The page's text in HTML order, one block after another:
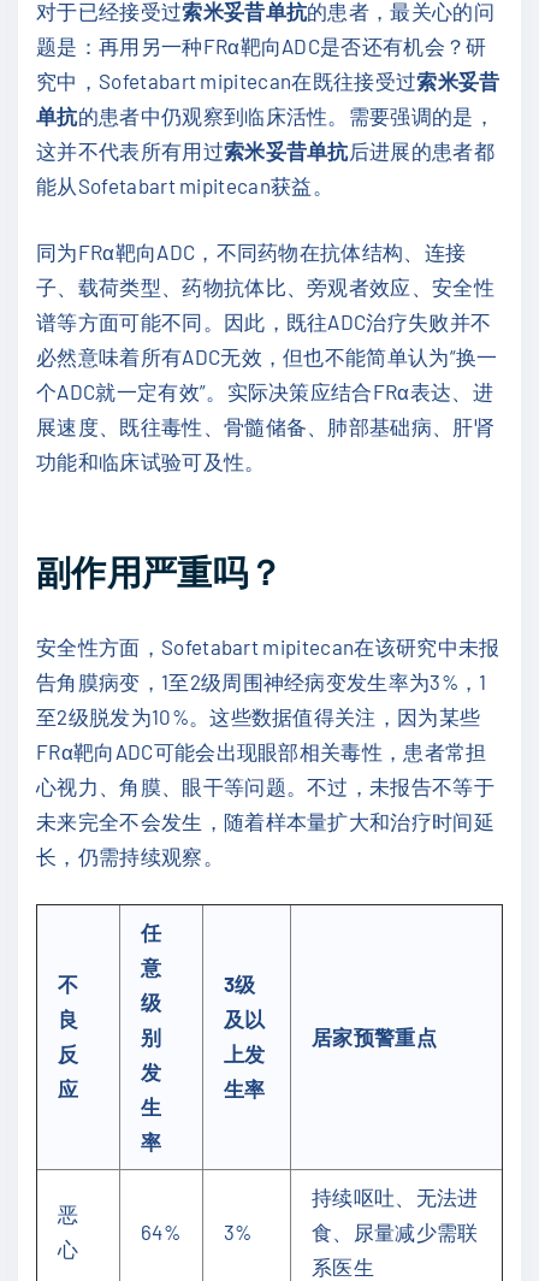
对于已经接受过索米妥昔单抗的患者，最关心的问
题是：再用另一种FRα靶向ADC是否还有机会？研
究中，Sofetabart mipitecan在既往接受过索米妥昔
单抗的患者中仍观察到临床活性。需要强调的是，
这并不代表所有用过索米妥昔单抗后进展的患者都
能从Sofetabart mipitecan获益。
同为FRα靶向ADC，不同药物在抗体结构、连接
子、载荷类型、药物抗体比、旁观者效应、安全性
谱等方面可能不同。因此，既往ADC治疗失败并不
必然意味着所有ADC无效，但也不能简单认为“换一
个ADC就一定有效”。实际决策应结合FRα表达、进
展速度、既往毒性、骨髓储备、肺部基础病、肝肾
功能和临床试验可及性。
副作用严重吗？
安全性方面，Sofetabart mipitecan在该研究中未报
告角膜病变，1至2级周围神经病变发生率为3%，1
至2级脱发为10%。这些数据值得关注，因为某些
FRα靶向ADC可能会出现眼部相关毒性，患者常担
心视力、角膜、眼干等问题。不过，未报告不等于
未来完全不会发生，随着样本量扩大和治疗时间延
长，仍需持续观察。
不
良
反
应
任
意
级
别
发
生
率
3级
及以
上发
生率
居家预警重点
恶
心
64% 3%
持续呕吐、无法进
食、尿量减少需联
系医生